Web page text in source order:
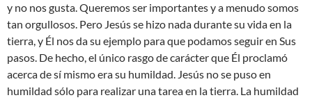
y no nos gusta. Queremos ser importantes y a menudo somos
tan orgullosos. Pero Jesús se hizo nada durante su vida en la
tierra, y Él nos da su ejemplo para que podamos seguir en Sus
pasos. De hecho, el único rasgo de carácter que Él proclamó
acerca de sí mismo era su humildad. Jesús no se puso en
humildad sólo para realizar una tarea en la tierra. La humildad